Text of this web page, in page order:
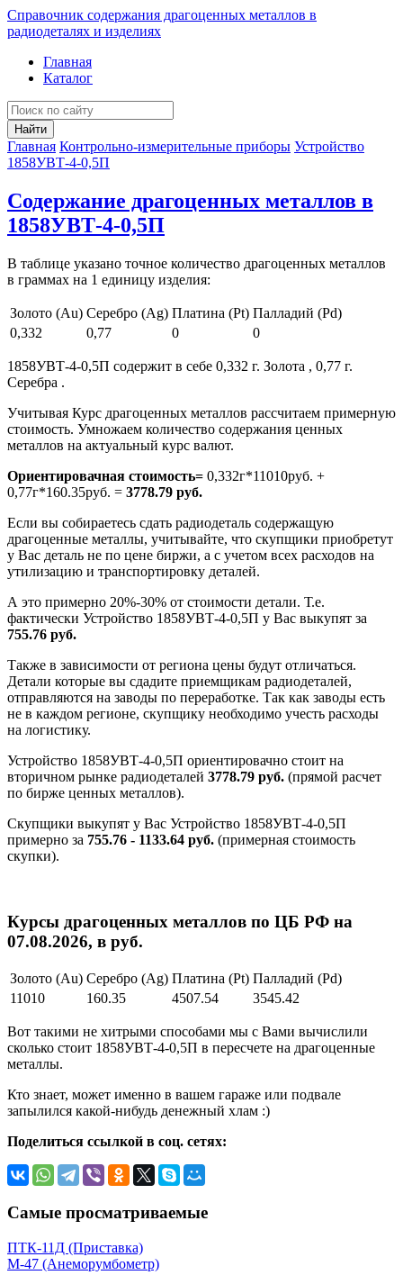
Справочник содержания драгоценных металлов в
радиодеталях и изделиях
Главная
Каталог
Найти
Главная Контрольно-измерительные приборы Устройство
1858УВТ-4-0,5П
Содержание драгоценных металлов в
1858УВТ-4-0,5П
В таблице указано точное количество драгоценных металлов
в граммах на 1 единицу изделия:
Золото (Au) Серебро (Ag) Платина (Pt) Палладий (Pd)
0,332
0,77 0 0
1858УВТ-4-0,5П содержит в себе 0,332 г. Золота , 0,77 г.
Серебра .
Учитывая Курс драгоценных металлов рассчитаем примерную
стоимость. Умножаем количество содержания ценных
металлов на актуальный курс валют.
Ориентировачная стоимость= 0,332г*11010руб. +
0,77г*160.35руб. = 3778.79 руб.
Если вы собираетесь сдать радиодеталь содержащую
драгоценные металлы, учитывайте, что скупщики приобретут
у Вас деталь не по цене биржи, а с учетом всех расходов на
утилизацию и транспортировку деталей.
А это примерно 20%-30% от стоимости детали. Т.е.
фактически Устройство 1858УВТ-4-0,5П у Вас выкупят за
755.76 руб.
Также в зависимости от региона цены будут отличаться.
Детали которые вы сдадите приемщикам радиодеталей,
отправляются на заводы по переработке. Так как заводы есть
не в каждом регионе, скупщику необходимо учесть расходы
на логистику.
Устройство 1858УВТ-4-0,5П ориентировачно стоит на
вторичном рынке радиодеталей 3778.79 руб. (прямой расчет
по бирже ценных металлов).
Скупщики выкупят у Вас Устройство 1858УВТ-4-0,5П
примерно за 755.76 - 1133.64 руб. (примерная стоимость
скупки).
Курсы драгоценных металлов по ЦБ РФ на
07.08.2026, в руб.
Золото (Au) Серебро (Ag) Платина (Pt) Палладий (Pd)
11010
160.35 4507.54 3545.42
Вот такими не хитрыми способами мы с Вами вычислили
сколько стоит 1858УВТ-4-0,5П в пересчете на драгоценные
металлы.
Кто знает, может именно в вашем гараже или подвале
запылился какой-нибудь денежный хлам :)
Поделиться ссылкой в соц. сетях:
Самые просматриваемые
ПТК-11Д (Приставка)
М-47 (Анеморумбометр)